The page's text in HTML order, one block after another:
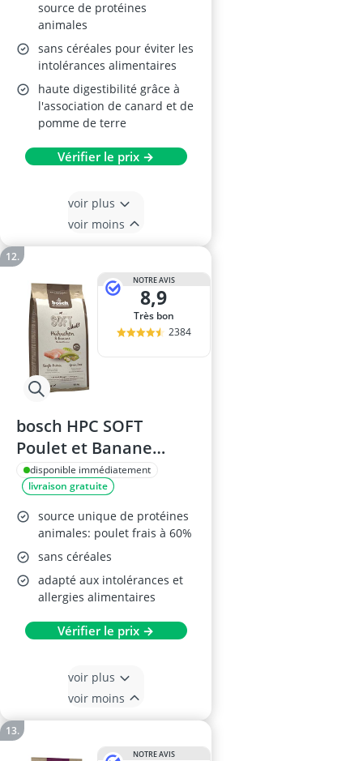
source de protéines
animales
sans céréales pour éviter les
intolérances alimentaires
haute digestibilité grâce à
l'association de canard et de
pomme de terre
Vérifier le prix →
voir plus
voir moins
NOTRE AVIS
8,9
Très bon
2384
bosch HPC SOFT
Poulet et Banane
Croquettes 1kg
disponible immédiatement
livraison gratuite
source unique de protéines
animales: poulet frais à 60%
sans céréales
adapté aux intolérances et
allergies alimentaires
Vérifier le prix →
voir plus
voir moins
NOTRE AVIS